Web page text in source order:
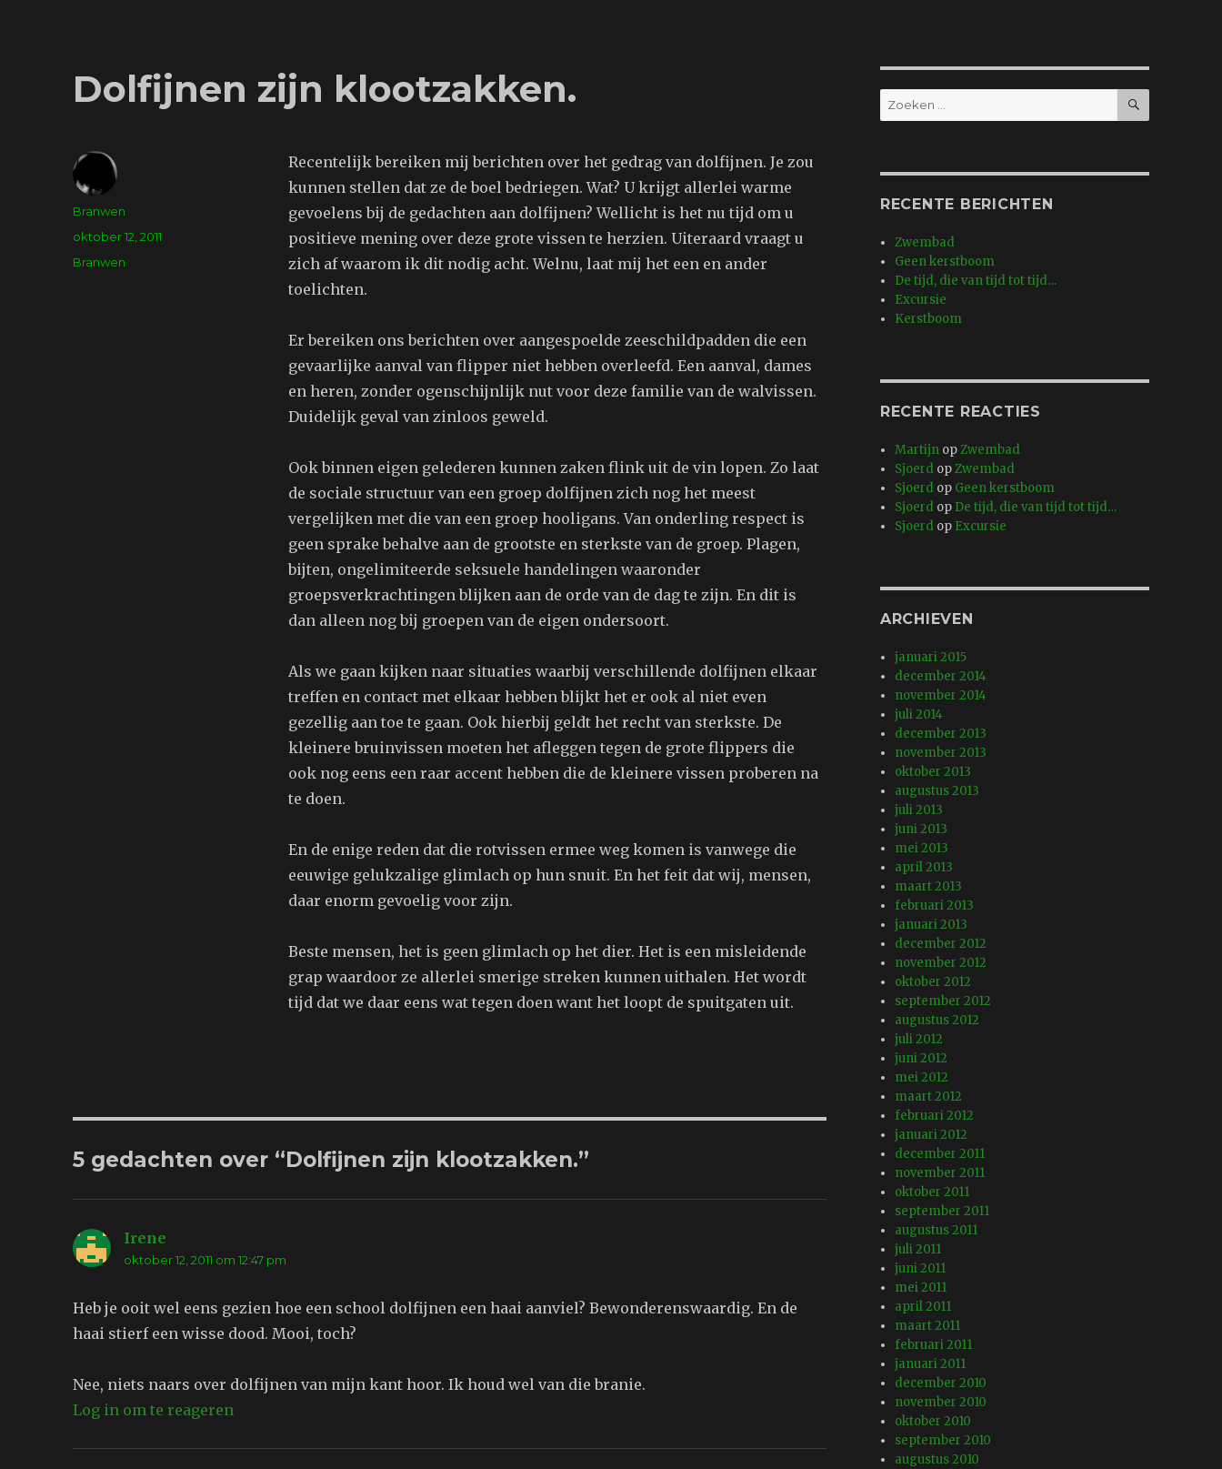
Dolfijnen zijn klootzakken.
Recentelijk bereiken mij berichten over het gedrag van dolfijnen. Je zou
kunnen stellen dat ze de boel bedriegen. Wat? U krijgt allerlei warme
gevoelens bij de gedachten aan dolfijnen? Wellicht is het nu tijd om u
positieve mening over deze grote vissen te herzien. Uiteraard vraagt u
zich af waarom ik dit nodig acht. Welnu, laat mij het een en ander
toelichten.
Er bereiken ons berichten over aangespoelde zeeschildpadden die een
gevaarlijke aanval van flipper niet hebben overleefd. Een aanval, dames
en heren, zonder ogenschijnlijk nut voor deze familie van de walvissen.
Duidelijk geval van zinloos geweld.
Ook binnen eigen gelederen kunnen zaken flink uit de vin lopen. Zo laat
de sociale structuur van een groep dolfijnen zich nog het meest
vergelijken met die van een groep hooligans. Van onderling respect is
geen sprake behalve aan de grootste en sterkste van de groep. Plagen,
bijten, ongelimiteerde seksuele handelingen waaronder
groepsverkrachtingen blijken aan de orde van de dag te zijn. En dit is
dan alleen nog bij groepen van de eigen ondersoort.
Als we gaan kijken naar situaties waarbij verschillende dolfijnen elkaar
treffen en contact met elkaar hebben blijkt het er ook al niet even
gezellig aan toe te gaan. Ook hierbij geldt het recht van sterkste. De
kleinere bruinvissen moeten het afleggen tegen de grote flippers die
ook nog eens een raar accent hebben die de kleinere vissen proberen na
te doen.
En de enige reden dat die rotvissen ermee weg komen is vanwege die
eeuwige gelukzalige glimlach op hun snuit. En het feit dat wij, mensen,
daar enorm gevoelig voor zijn.
Beste mensen, het is geen glimlach op het dier. Het is een misleidende
grap waardoor ze allerlei smerige streken kunnen uithalen. Het wordt
tijd dat we daar eens wat tegen doen want het loopt de spuitgaten uit.
Auteur
Branwen
Geplaatst
oktober 12, 2011
Tags
Branwen
5 gedachten over “Dolfijnen zijn klootzakken.”
Irene
oktober 12, 2011 om 12:47 pm
Heb je ooit wel eens gezien hoe een school dolfijnen een haai aanviel? Bewonderenswaardig. En de
haai stierf een wisse dood. Mooi, toch?
Nee, niets naars over dolfijnen van mijn kant hoor. Ik houd wel van die branie.
Log in om te reageren
Zoeken
naar:
ZOEKEN
RECENTE BERICHTEN
Zwembad
Geen kerstboom
De tijd, die van tijd tot tijd…
Excursie
Kerstboom
RECENTE REACTIES
Martijn opZwembad
Sjoerd opZwembad
Sjoerd op Geen kerstboom
Sjoerd op De tijd, die van tijd tot tijd…
Sjoerd op Excursie
ARCHIEVEN
januari 2015
december 2014
november 2014
juli 2014
december 2013
november 2013
oktober 2013
augustus 2013
juli 2013
juni 2013
mei 2013
april 2013
maart 2013
februari 2013
januari 2013
december 2012
november 2012
oktober 2012
september 2012
augustus 2012
juli 2012
juni 2012
mei 2012
maart 2012
februari 2012
januari 2012
december 2011
november 2011
oktober 2011
september 2011
augustus 2011
juli 2011
juni 2011
mei 2011
april 2011
maart 2011
februari 2011
januari 2011
december 2010
november 2010
oktober 2010
september 2010
augustus 2010